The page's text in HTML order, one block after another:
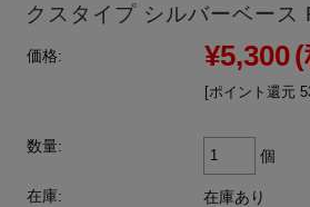
クスタイプ シルバーベース
価格: ¥5,300
[ポイント還元
数量:
個
在庫: 在庫あり